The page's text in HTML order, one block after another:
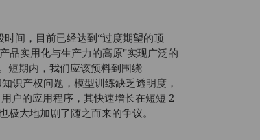
间，目前已经达到“过度期望的顶
品实用化与生产力的高原"实现广泛的
短期内，我们应该预料到围绕
识产权问题，模型训练缺乏透明度，
户的应用程序，其快速增长在短短 2
大地加剧了随之而来的争议。